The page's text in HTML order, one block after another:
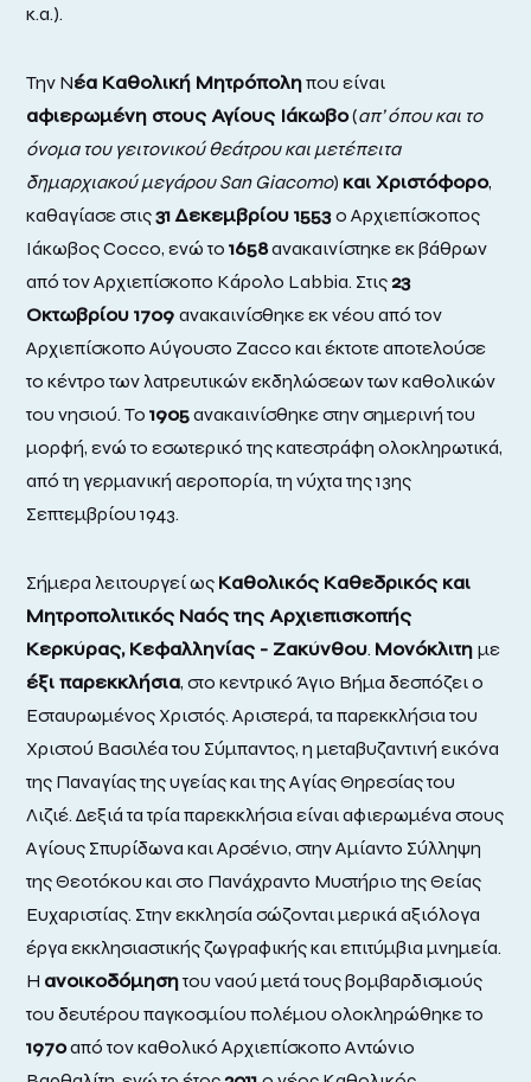
κ.α.).
Την Νέα Καθολική Μητρόποληπου είναι
αφιερωμένη στους Αγίους Ιάκωβο(απ’ όπου και το
όνομα του γειτονικού θεάτρου και μετέπειτα
δημαρχιακού μεγάρου San Giacomo) και Χριστόφορο,
καθαγίασε στις31 Δεκεμβρίου 1553ο Αρχιεπίσκοπος
Ιάκωβος Cocco, ενώ το1658ανακαινίστηκε εκ βάθρων
από τον Αρχιεπίσκοπο Κάρολο Labbia. Στις23
Οκτωβρίου 1709ανακαινίσθηκε εκ νέου από τον
Αρχιεπίσκοπο Αύγουστο Zacco και έκτοτε αποτελούσε
το κέντρο των λατρευτικών εκδηλώσεων των καθολικών
του νησιού. Το1905ανακαινίσθηκε στην σημερινή του
μορφή, ενώ το εσωτερικό της κατεστράφη ολοκληρωτικά,
από τη γερμανική αεροπορία, τη νύχτα της 13ης
Σεπτεμβρίου 1943.
Σήμερα λειτουργεί ως Καθολικός Καθεδρικός και
Μητροπολιτικός Ναός της Αρχιεπισκοπής
Κερκύρας, Κεφαλληνίας - Ζακύνθου. Μονόκλιτημε
έξι παρεκκλήσια, στο κεντρικό Άγιο Βήμα δεσπόζει ο
Εσταυρωμένος Χριστός. Αριστερά, τα παρεκκλήσια του
Χριστού Βασιλέα του Σύμπαντος, η μεταβυζαντινή εικόνα
της Παναγίας της υγείας και της Αγίας Θηρεσίας του
Λιζιέ. Δεξιά τα τρία παρεκκλήσια είναι αφιερωμένα στους
Αγίους Σπυρίδωνα και Αρσένιο, στην Αμίαντο Σύλληψη
της Θεοτόκου και στο Πανάχραντο Μυστήριο της Θείας
Ευχαριστίας. Στην εκκλησία σώζονται μερικά αξιόλογα
έργα εκκλησιαστικής ζωγραφικής και επιτύμβια μνημεία.
Η ανοικοδόμησητου ναού μετά τους βομβαρδισμούς
του δευτέρου παγκοσμίου πολέμου ολοκληρώθηκε το
1970από τον καθολικό Αρχιεπίσκοπο Αντώνιο